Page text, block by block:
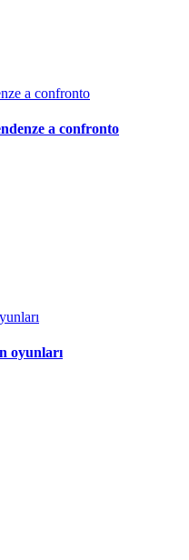
a confronto
a confronto
oyunları